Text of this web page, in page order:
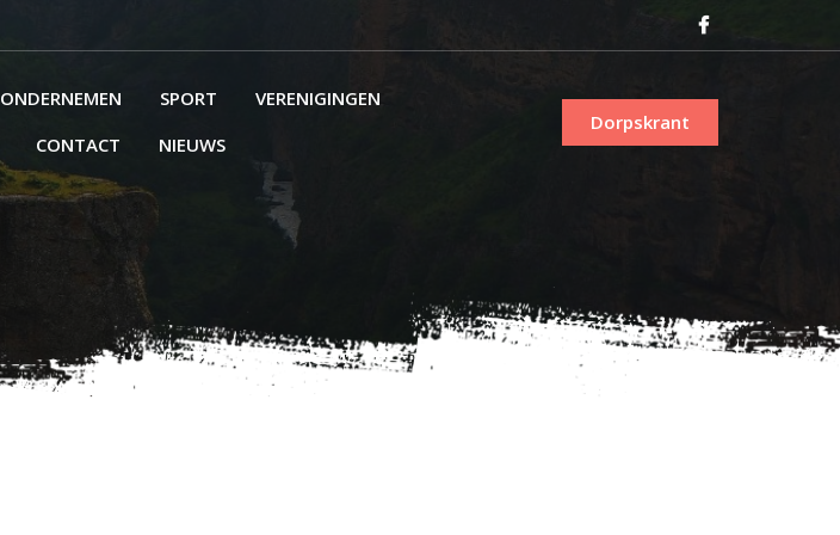
ONDERNEMEN SPORT
VERENIGINGEN
CONTACT NIEUWS
Dorpskrant